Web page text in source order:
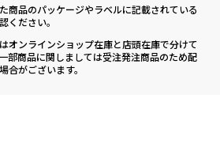
商品のパッケージやラベルに記載されている
ください。
オンラインショップ在庫と店頭在庫で分けて
部商品に関しましては受注発注商品のため配
合がございます。